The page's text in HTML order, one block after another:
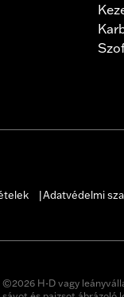
Adatvédelmi
©2026 H-D vagy